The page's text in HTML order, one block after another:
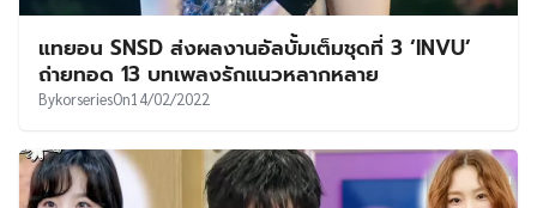
แทยอน SNSD ส่งผลงานอัลบั้มเต็มชุดที่ 3 ‘INVU’
ถ่ายทอด 13 บทเพลงรักแนวหลากหลาย
BykorseriesOn14/02/2022